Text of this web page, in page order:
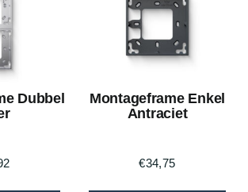
Dubbel
Montageframe Enkel
Antraciet
€34,75